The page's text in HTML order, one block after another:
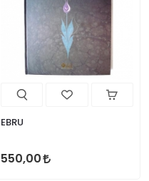
EBRU
550,00